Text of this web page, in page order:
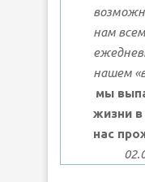
нам
нашем
мы
жизни в
нас